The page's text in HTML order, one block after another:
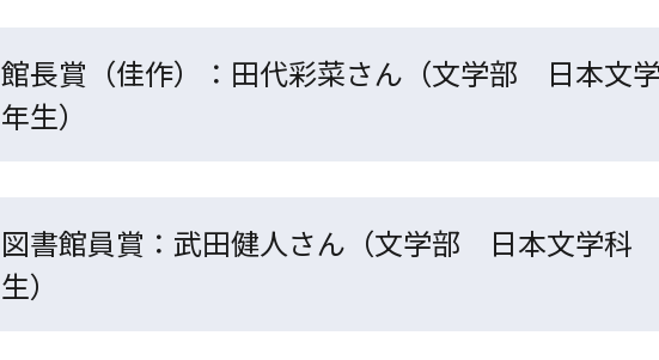
館長賞（佳作）：田代彩菜さん（文学部 日本文
年生）
図書館員賞：武田健人さん（文学部 日本文学科
生）